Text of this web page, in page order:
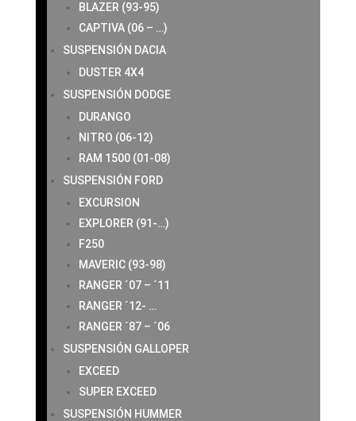
BLAZER (93-95)
CAPTIVA (06 – …)
SUSPENSIÓN DACIA
DUSTER 4X4
SUSPENSIÓN DODGE
DURANGO
NITRO (06-12)
RAM 1500 (01-08)
SUSPENSIÓN FORD
EXCURSION
EXPLORER (91-…)
F250
MAVERIC (93-98)
RANGER ´07 – ´11
RANGER ´12- …
RANGER ´87 – ´06
SUSPENSIÓN GALLOPER
EXCEED
SUPER EXCEED
SUSPENSIÓN HUMMER